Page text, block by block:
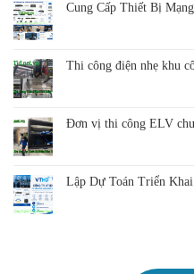
Cung Cấp Thiết Bị
Thi công điện nhẹ khu
Đơn vị thi công ELV
Lập Dự Toán Triển